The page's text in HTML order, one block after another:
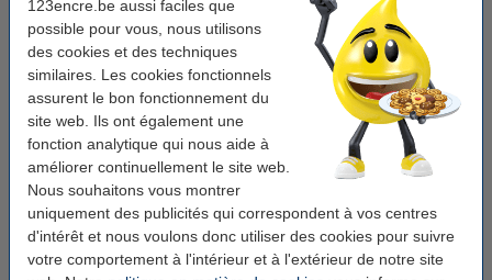
123encre.be aussi faciles que
possible pour vous, nous utilisons
des cookies et des techniques
similaires. Les cookies fonctionnels
assurent le bon fonctionnement du
site web. Ils ont également une
fonction analytique qui nous aide à
améliorer continuellement le site web.
Nous souhaitons vous montrer
uniquement des publicités qui correspondent à vos centres
d'intérêt et nous voulons donc utiliser des cookies pour suivre
votre comportement à l'intérieur et à l'extérieur de notre site
Comme ces piles ont une capacité plus élevée, vous pouvez les
utiliser plus longtemps. Maintenant, il ne reste plus qu'à
commander !
Quand remplacer la batterie de
votre outil ?
Vous pouvez savoir si votre batterie doit être remplacée grâce
aux éléments suivants :
les performances de votre outil sont fortement réduites ;